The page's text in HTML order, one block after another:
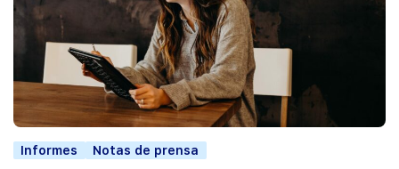
Informes Notas de prensa